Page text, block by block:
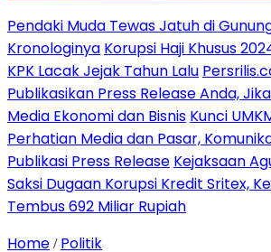
Pendaki Muda Tewas Jatuh di
Kronologinya Korupsi Haji Khusus
KPK Lacak Jejak Tahun Lalu
Publikasikan Press Release Anda,
Media Ekonomi dan Bisnis Kunci
Perhatian Media dan Pasar,
Publikasi Press Release Kejaksaan
Saksi Dugaan Korupsi Kredit Sritex,
Tembus 692 Miliar Rupiah
Home / Politik